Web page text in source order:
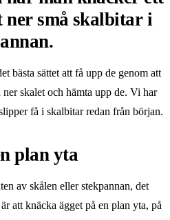
ner små skalbitar i
bästa sättet att få upp de genom att
skalet och hämta upp de. Vi har
få i skalbitar redan från början.
plan yta
av skålen eller stekpannan, det
att knäcka ägget på en plan yta, på